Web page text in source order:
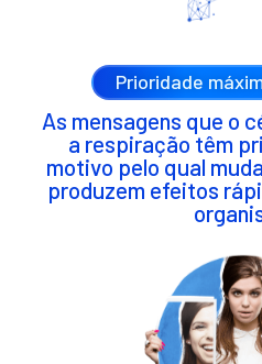
Prioridade
As mensagens que o
a respiração têm
motivo pelo qual
produzem efeitos